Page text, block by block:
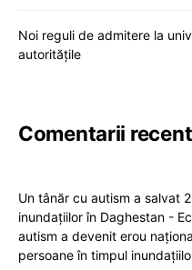
Noi reguli de admitere la
autoritățile
Comentarii
Un tânăr cu autism a salvat
inundațiilor în Daghestan -
autism a devenit erou
persoane în timpul